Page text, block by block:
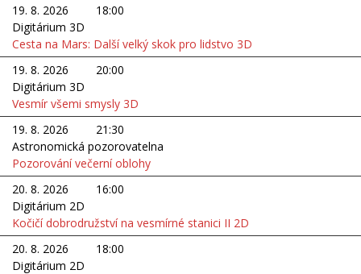
19. 8. 2026
18:00
Digitárium 3D
Cesta na Mars: Další velký skok pro lidstvo 3D
19. 8. 2026
20:00
Digitárium 3D
Vesmír všemi smysly 3D
19. 8. 2026
21:30
Astronomická pozorovatelna
Pozorování večerní oblohy
20. 8. 2026
16:00
Digitárium 2D
Kočičí dobrodružství na vesmírné stanici II 2D
20. 8. 2026
18:00
Digitárium 2D